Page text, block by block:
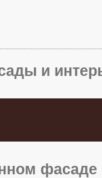
и
фасаде